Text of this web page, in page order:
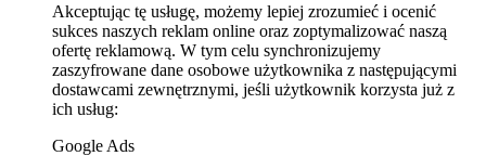
Akceptując tę usługę, możemy lepiej zrozumieć i ocenić
sukces naszych reklam online oraz zoptymalizować naszą
ofertę reklamową. W tym celu synchronizujemy
zaszyfrowane dane osobowe użytkownika z następującymi
dostawcami zewnętrznymi, jeśli użytkownik korzysta już z
ich usług:
Google Ads